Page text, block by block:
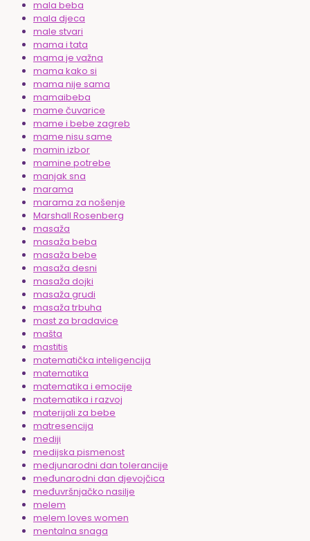
mala beba
mala djeca
male stvari
mama i tata
mama je važna
mama kako si
mama nije sama
mamaibeba
mame čuvarice
mame i bebe zagreb
mame nisu same
mamin izbor
mamine potrebe
manjak sna
marama
marama za nošenje
Marshall Rosenberg
masaža
masaža beba
masaža bebe
masaža desni
masaža dojki
masaža grudi
masaža trbuha
mast za bradavice
mašta
mastitis
matematička inteligencija
matematika
matematika i emocije
matematika i razvoj
materijali za bebe
matresencija
mediji
medijska pismenost
medjunarodni dan tolerancije
međunarodni dan djevojčica
međuvršnjačko nasilje
melem
melem loves women
mentalna snaga